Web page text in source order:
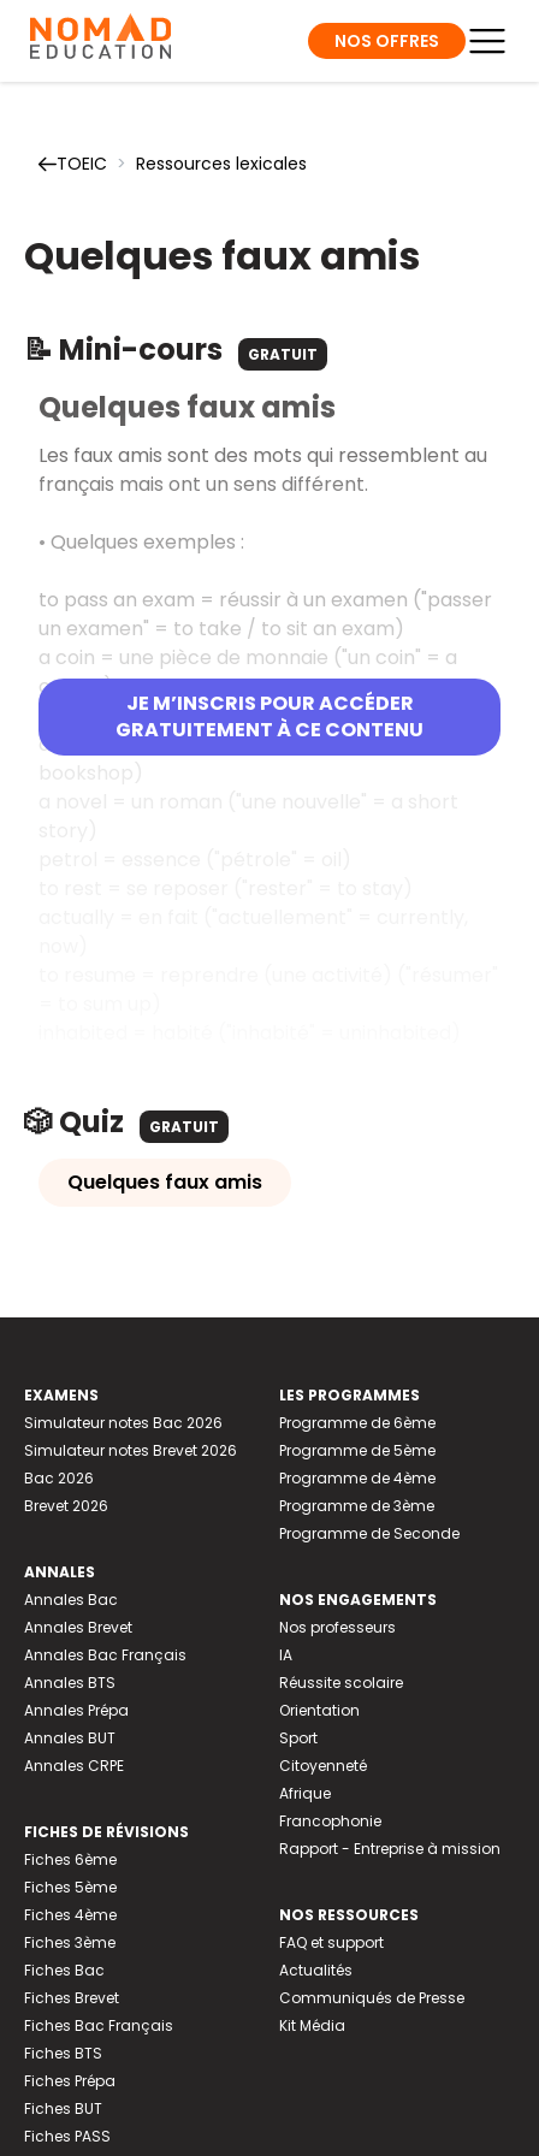
NOS OFFRES
TOEIC > Ressources lexicales
Quelques faux amis
📝 Mini-cours GRATUIT
JE M’INSCRIS POUR ACCÉDER
GRATUITEMENT À CE CONTENU
Quelques faux amis
Les faux amis sont des mots qui ressemblent au
français mais ont un sens différent.
• Quelques exemples :
to pass an exam = réussir à un examen ("passer
un examen" = to take / to sit an exam)
a coin = une pièce de monnaie ("un coin" = a
corner)
a figure = un chiffre ("une figure" = a face)
a library = une bibliothèque ("une librairie" = a
bookshop)
🎲 Quiz GRATUIT
Quelques faux amis
EXAMENS
Simulateur notes Bac 2026
Simulateur notes Brevet 2026
Bac 2026
Brevet 2026
ANNALES
Annales Bac
Annales Brevet
Annales Bac Français
Annales BTS
Annales Prépa
Annales BUT
Annales CRPE
FICHES DE RÉVISIONS
Fiches 6ème
Fiches 5ème
Fiches 4ème
Fiches 3ème
Fiches Bac
Fiches Brevet
Fiches Bac Français
Fiches BTS
Fiches Prépa
Fiches BUT
Fiches PASS
LES PROGRAMMES
Programme de 6ème
Programme de 5ème
Programme de 4ème
Programme de 3ème
Programme de Seconde
NOS ENGAGEMENTS
Nos professeurs
IA
Réussite scolaire
Orientation
Sport
Citoyenneté
Afrique
Francophonie
Rapport - Entreprise à mission
NOS RESSOURCES
FAQ et support
Actualités
Communiqués de Presse
Kit Média